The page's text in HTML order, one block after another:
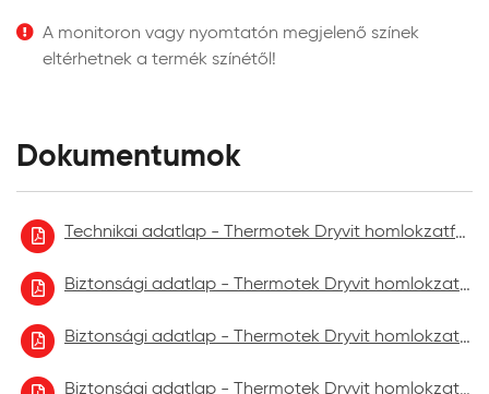
A monitoron vagy nyomtatón megjelenő színek
eltérhetnek a termék színétől!
Dokumentumok
Technikai adatlap - Thermotek Dryvit homlokzatfelújító festék
Biztonsági adatlap - Thermotek Dryvit homlokzatfelújító festék 2021.09.
Biztonsági adatlap - Thermotek Dryvit homlokzatfelújító festék 2022.10
Biztonsági adatlap - Thermotek Dryvit homlokzatfelújító festék 2023.06.